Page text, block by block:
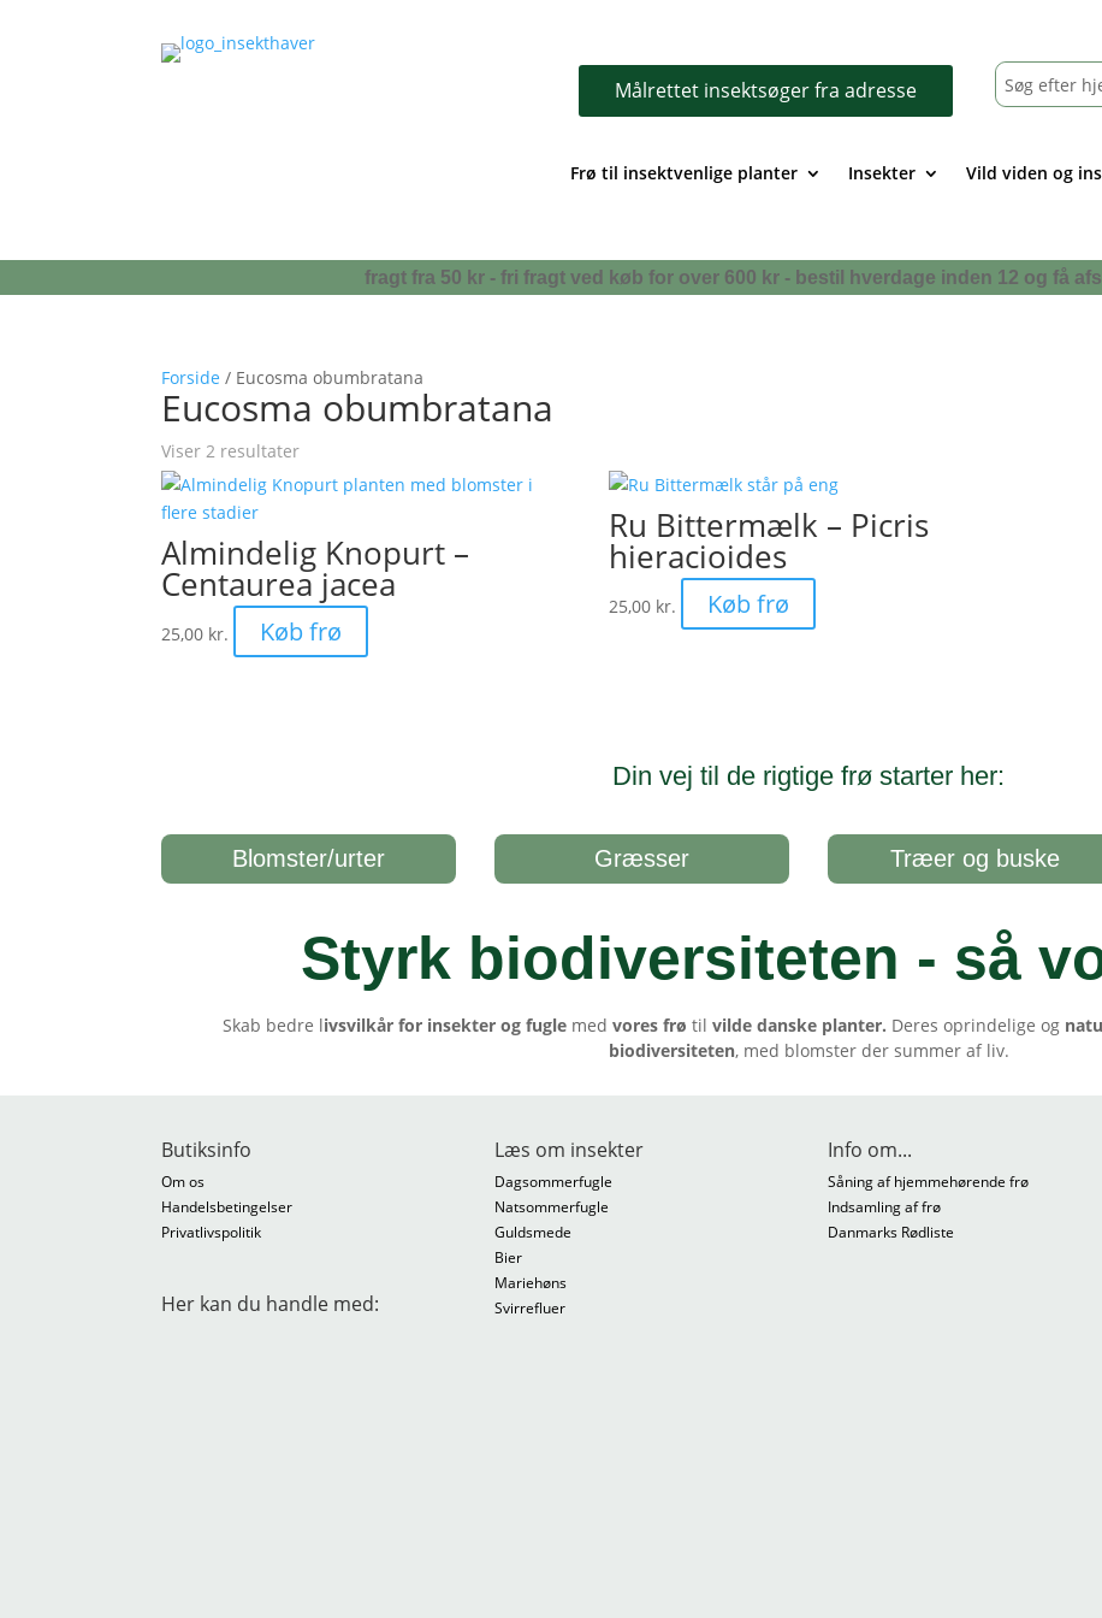
Målrettet insektsøger fra adresse
Frø til insektvenlige planter Insekter Vild viden og
fragt fra 50 kr - fri fragt ved køb for over 600 kr - bestil hverdage inden 12 og få
Forside / Eucosma obumbratana
Eucosma obumbratana
Viser 2 resultater
Almindelig Knopurt –
Centaurea jacea
25,00 kr. Køb frø
Ru Bittermælk – Picris
hieracioides
25,00 kr. Køb frø
Din vej til de rigtige frø starter her:
Blomster/urter Græsser Træer og buske
Styrk biodiversiteten - så
Skab bedre livsvilkår for insekter og fuglemed vores frø til vilde danske planter. Deres oprindelige og
biodiversiteten, med blomster der summer af liv.
Butiksinfo
Om os
Handelsbetingelser
Privatlivspolitik
Her kan du handle med:
Læs om insekter
Dagsommerfugle
Natsommerfugle
Guldsmede
Bier
Mariehøns
Svirrefluer
Info om...
Såning af hjemmehørende frø
Indsamling af frø
Danmarks Rødliste